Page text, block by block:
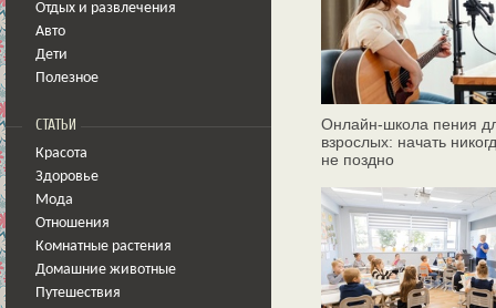
Отдых и развлечения
Авто
Дети
Полезное
СТАТЬИ
Красота
Здоровье
Мода
Отношения
Комнатные растения
Домашние животные
Путешествия
Онлайн‑школа пения
взрослых: начать
не поздно